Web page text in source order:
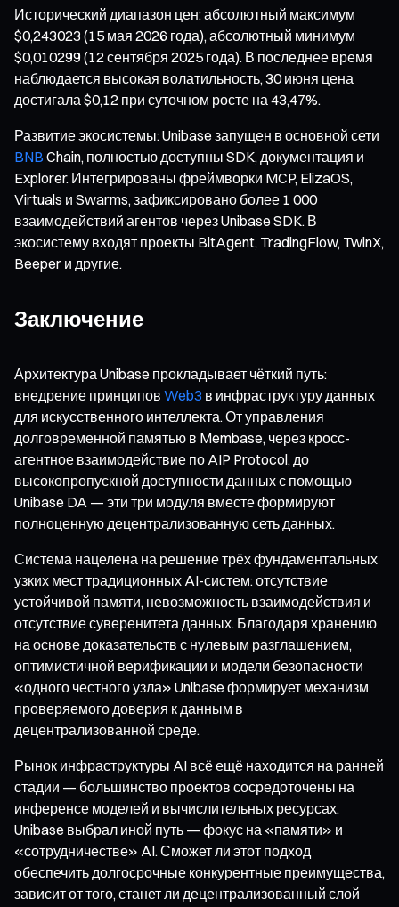
Исторический диапазон цен: абсолютный максимум
$0,243023 (15 мая 2026 года), абсолютный минимум
$0,010299 (12 сентября 2025 года). В последнее время
наблюдается высокая волатильность, 30 июня цена
достигала $0,12 при суточном росте на 43,47%.
Развитие экосистемы: Unibase запущен в основной сети
BNB Chain, полностью доступны SDK, документация и
Explorer. Интегрированы фреймворки MCP, ElizaOS,
Virtuals и Swarms, зафиксировано более 1 000
взаимодействий агентов через Unibase SDK. В
экосистему входят проекты BitAgent, TradingFlow, TwinX,
Beeper и другие.
Заключение
Архитектура Unibase прокладывает чёткий путь:
внедрение принципов Web3 в инфраструктуру данных
для искусственного интеллекта. От управления
долговременной памятью в Membase, через кросс-
агентное взаимодействие по AIP Protocol, до
высокопропускной доступности данных с помощью
Unibase DA — эти три модуля вместе формируют
полноценную децентрализованную сеть данных.
Система нацелена на решение трёх фундаментальных
узких мест традиционных AI-систем: отсутствие
устойчивой памяти, невозможность взаимодействия и
отсутствие суверенитета данных. Благодаря хранению
на основе доказательств с нулевым разглашением,
оптимистичной верификации и модели безопасности
«одного честного узла» Unibase формирует механизм
проверяемого доверия к данным в
децентрализованной среде.
Рынок инфраструктуры AI всё ещё находится на ранней
стадии — большинство проектов сосредоточены на
инференсе моделей и вычислительных ресурсах.
Unibase выбрал иной путь — фокус на «памяти» и
«сотрудничестве» AI. Сможет ли этот подход
обеспечить долгосрочные конкурентные преимущества,
зависит от того, станет ли децентрализованный слой